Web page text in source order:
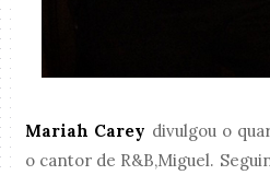
Mariah Carey divulgou o
o cantor de R&B,Miguel.